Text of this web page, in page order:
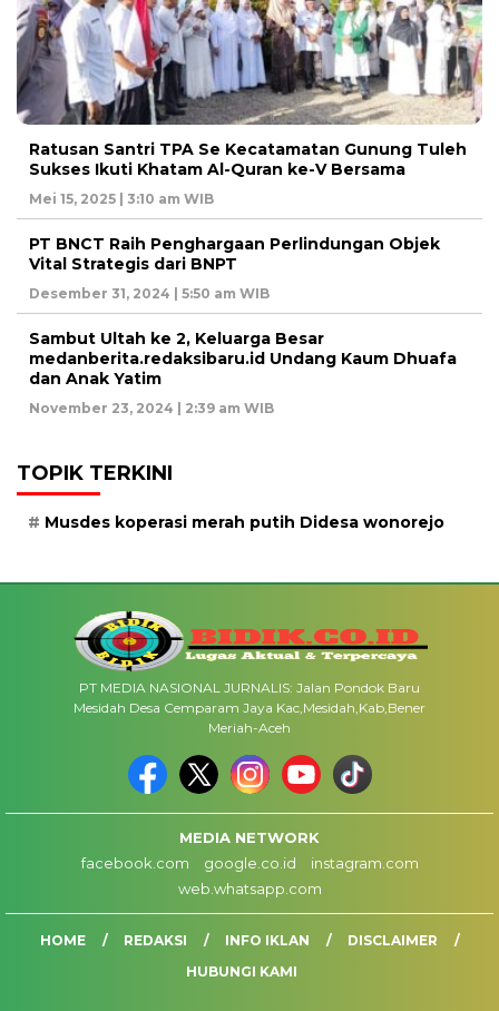
Ratusan Santri TPA Se Kecatamatan Gunung Tuleh
Sukses Ikuti Khatam Al-Quran ke-V Bersama
Mei 15, 2025 | 3:10 am WIB
PT BNCT Raih Penghargaan Perlindungan Objek
Vital Strategis dari BNPT
Desember 31, 2024 | 5:50 am WIB
Sambut Ultah ke 2, Keluarga Besar
medanberita.redaksibaru.id Undang Kaum Dhuafa
dan Anak Yatim
November 23, 2024 | 2:39 am WIB
TOPIK TERKINI
Musdes koperasi merah putih Didesa wonorejo
PT MEDIA NASIONAL JURNALIS: Jalan Pondok Baru
Mesidah Desa Cemparam Jaya Kac,Mesidah,Kab,Bener
Meriah-Aceh
MEDIA NETWORK
facebook.com
google.co.id
instagram.com
web.whatsapp.com
HOME REDAKSI INFO IKLAN
DISCLAIMER
HUBUNGI KAMI